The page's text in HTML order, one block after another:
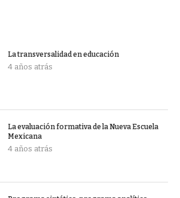
La transversalidad en educación
4 años atrás
La evaluación formativa de la Nueva Escuela
Mexicana
4 años atrás